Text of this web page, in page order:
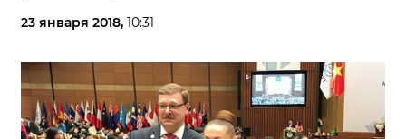
23 января 2018, 10:31